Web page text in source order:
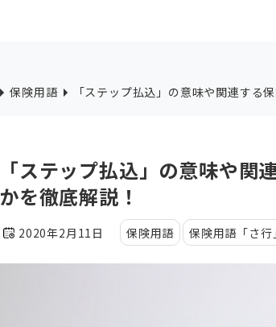
保険用語 「ステップ払込」の意味や関連する
「ステップ払込」の意味や関
かを徹底解説！
2020年2月11日 保険用語 保険用語「さ行」